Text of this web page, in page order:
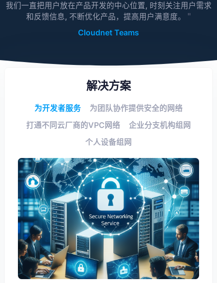
我们一直把用户放在产品开发的中心位置, 时刻关注用户需求
和反馈信息, 不断优化产品，提高用户满意度。 "
Cloudnet Teams
解决方案
为开发者服务
为团队协作提供安全的网络
打通不同云厂商的VPC网络
企业分支机构组网
个人设备组网